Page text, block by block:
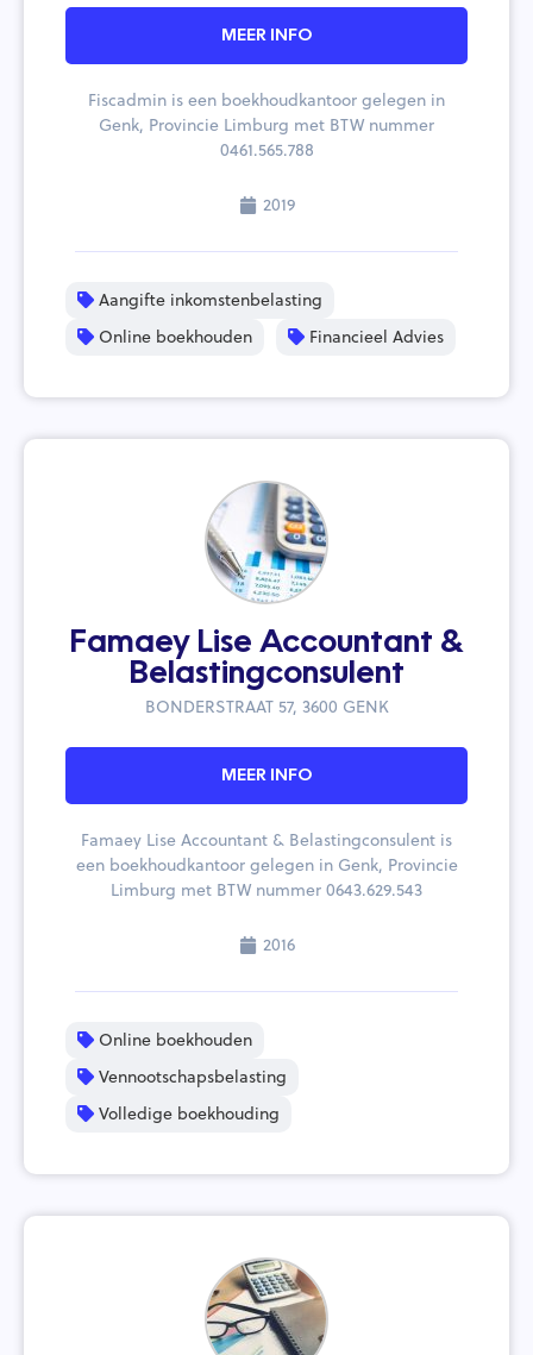
MEER INFO
Fiscadmin is een boekhoudkantoor gelegen in
Genk, Provincie Limburg met BTW nummer
0461.565.788
2019
Aangifte inkomstenbelasting
Online boekhouden
Financieel Advies
Famaey Lise Accountant &
Belastingconsulent
BONDERSTRAAT 57, 3600 GENK
MEER INFO
Famaey Lise Accountant & Belastingconsulent is
een boekhoudkantoor gelegen in Genk, Provincie
Limburg met BTW nummer 0643.629.543
2016
Online boekhouden
Vennootschapsbelasting
Volledige boekhouding